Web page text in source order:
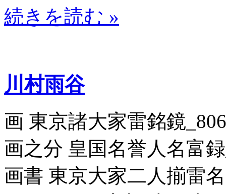
続きを読む »
川村雨谷
画 東京諸大家雷銘鏡
画之分 皇国名誉人名富
画書 東京大家二人揃雷